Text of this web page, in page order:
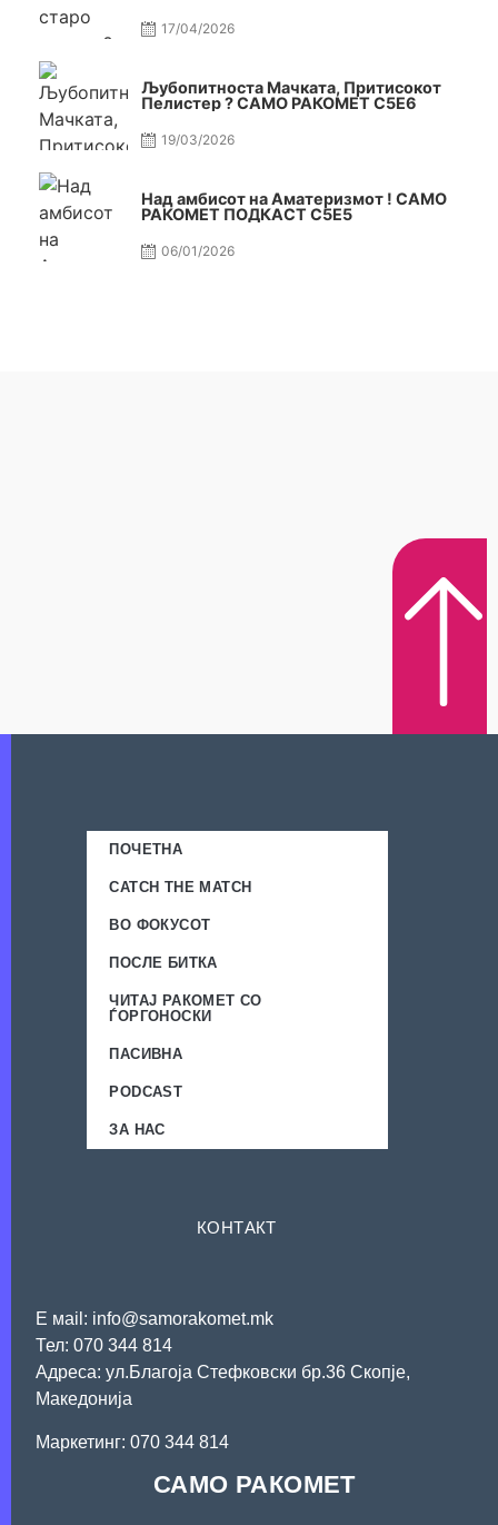
17/04/2026
Љубопитноста Мачката, Притисокот
Пелистер ? САМО РАКОМЕТ С5Е6
19/03/2026
Над амбисот на Аматеризмот ! САМО
РАКОМЕТ ПОДКАСТ С5E5
06/01/2026
ПОЧЕТНА
CATCH THE MATCH
ВО ФОКУСОТ
ПОСЛЕ БИТКА
ЧИТАЈ РАКОМЕТ СО
ЃОРГОНОСКИ
ПАСИВНА
PODCAST
ЗА НАС
КОНТАКТ
Е мail: info@samorakomet.mk
Тел: 070 344 814
Адреса: ул.Благоја Стефковски бр.36 Скопје,
Македонија
Mаркетинг: 070 344 814
САМО РАКОМЕТ